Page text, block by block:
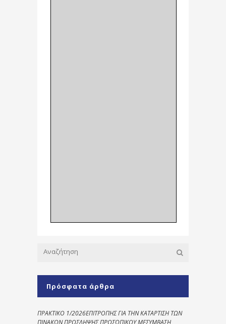
Πρόσφατα άρθρα
ΠΡΑΚΤΙΚΟ 1/2026ΕΠΙΤΡΟΠΗΣ ΓΙΑ ΤΗΝ ΚΑΤΑΡΤΙΣΗ ΤΩΝ
ΠΙΝΑΚΩΝ ΠΡΟΣΛΗΨΗΣ ΠΡΟΣΩΠΙΚΟΥ ΜΕΣΥΜΒΑΣΗ